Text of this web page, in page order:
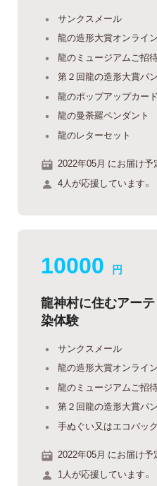
サンクスメール
龍の造形大賞オンライ
龍のミュージアムご招待
第２回龍の造形大賞パ
龍のポップアップカード
龍の曼荼羅ペンダント
龍のレターセット
2022年05月 にお届け予
4人が応援しています。
10000 円
龍神村に住むアー
染体験
サンクスメール
龍の造形大賞オンライ
龍のミュージアムご招待
第２回龍の造形大賞パ
手ぬぐい又はエコバッ
2022年05月 にお届け予
1人が応援しています。